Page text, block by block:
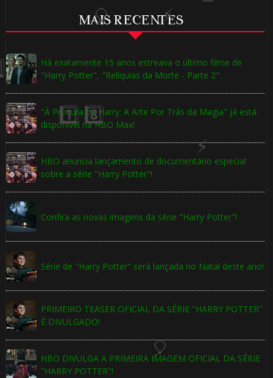
MAIS RECENTES
Há exatamente 15 anos estreava o último filme de
"Harry Potter", "Relíquias da Morte - Parte 2"
"À Procura de Harry: A Arte Por Trás da Magia" já está
disponível na HBO Max!
HBO anuncia lançamento de documentário especial
sobre a série "Harry Potter"!
Confira as novas imagens da série "Harry Potter"!
Série de "Harry Potter" será lançada no Natal deste ano!
PRIMEIRO TEASER OFICIAL DA SÉRIE "HARRY POTTER"
É DIVULGADO!
HBO DIVULGA A PRIMEIRA IMAGEM OFICIAL DA SÉRIE
"HARRY POTTER"!
1️⃣ 8️⃣
🎈
🎂
🎈
🎈
⚡
⚡